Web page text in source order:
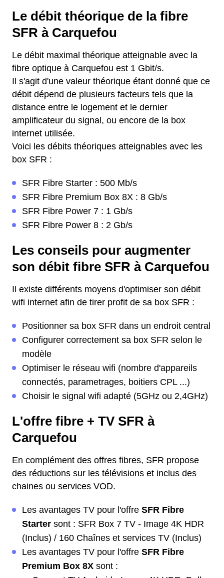
Le débit théorique de la fibre
SFR à Carquefou
Le débit maximal théorique atteignable avec la
fibre optique à Carquefou est 1 Gbit/s.
Il s'agit d'une valeur théorique étant donné que ce
débit dépend de plusieurs facteurs tels que la
distance entre le logement et le dernier
amplificateur du signal, ou encore de la box
internet utilisée.
Voici les débits théoriques atteignables avec les
box SFR :
SFR Fibre Starter : 500 Mb/s
SFR Fibre Premium Box 8X : 8 Gb/s
SFR Fibre Power 7 : 1 Gb/s
SFR Fibre Power 8 : 2 Gb/s
Les conseils pour augmenter
son débit fibre SFR à Carquefou
Il existe différents moyens d'optimiser son débit
wifi internet afin de tirer profit de sa box SFR :
Positionner sa box SFR dans un endroit central
Configurer correctement sa box SFR selon le
modèle
Optimiser le réseau wifi (nombre d'appareils
connectés, parametrages, boitiers CPL ...)
Choisir le signal wifi adapté (5GHz ou 2,4GHz)
L'offre fibre + TV SFR à
Carquefou
En complément des offres fibres, SFR propose
des réductions sur les télévisions et inclus des
chaines ou services VOD.
Les avantages TV pour l'offre SFR Fibre
Starter sont : SFR Box 7 TV - Image 4K HDR
(Inclus) / 160 Chaînes et services TV (Inclus)
Les avantages TV pour l'offre SFR Fibre
Premium Box 8X sont :